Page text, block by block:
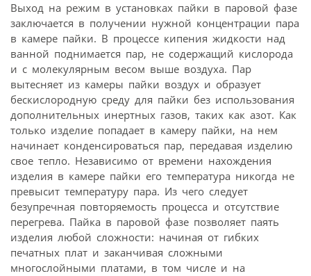
Выход на режим в установках пайки в паровой фазе
заключается в получении нужной концентрации пара
в камере пайки. В процессе кипения жидкости над
ванной поднимается пар, не содержащий кислорода
и с молекулярным весом выше воздуха. Пар
вытесняет из камеры пайки воздух и образует
бескислородную среду для пайки без использования
дополнительных инертных газов, таких как азот. Как
только изделие попадает в камеру пайки, на нем
начинает конденсироваться пар, передавая изделию
свое тепло. Независимо от времени нахождения
изделия в камере пайки его температура никогда не
превысит температуру пара. Из чего следует
безупречная повторяемость процесса и отсутствие
перегрева. Пайка в паровой фазе позволяет паять
изделия любой сложности: начиная от гибких
печатных плат и заканчивая сложными
многослойными платами, в том числе и на